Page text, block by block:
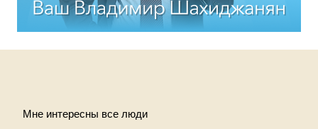
Мне интересны все люди